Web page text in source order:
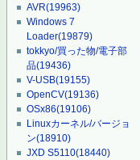
AVR(19963)
Windows 7
Loader(19879)
tokkyo/買った物/電子部
品(19436)
V-USB(19155)
OpenCV(19136)
OSx86(19106)
Linuxカーネル/バージョ
ン(18910)
JXD S5110(18440)